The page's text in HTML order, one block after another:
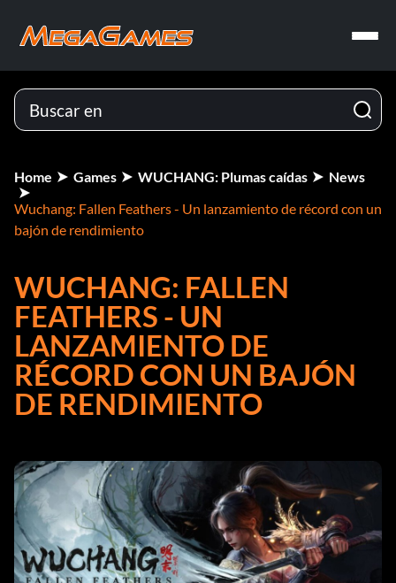
Home Games WUCHANG: Plumas caídas
News
Wuchang: Fallen Feathers - Un lanzamiento de récord con un
bajón de rendimiento
WUCHANG: FALLEN
FEATHERS - UN
LANZAMIENTO DE
RÉCORD CON UN BAJÓN
DE RENDIMIENTO